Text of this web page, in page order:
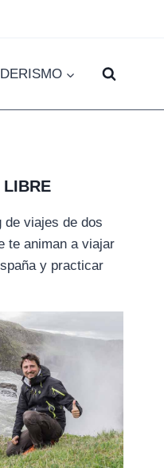
LIBRE
de viajes de dos
te animan a viajar
y practicar